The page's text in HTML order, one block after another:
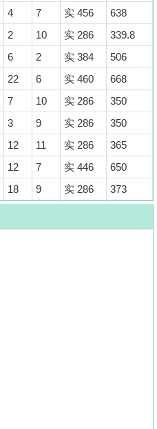
4 7 实 456
638
2 10 实 286
339.8
6 2 实 384
506
22 6 实 460
668
7 10 实 286
350
3 9 实 286
350
12 11 实 286
365
12 7 实 446
650
18 9 实 286 373